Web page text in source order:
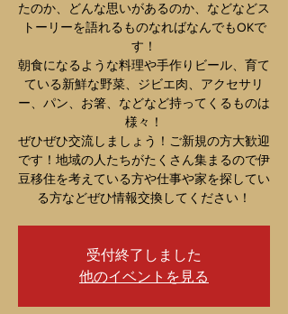
たのか、どんな思いがあるのか、などなどス
トーリーを語れるものなればなんでもOKで
す！
朝食になるような料理や手作りビール、育て
ている新鮮な野菜、ジビエ肉、アクセサリ
ー、パン、お箸、などなど持ってくるものは
様々！
ぜひぜひ交流しましょう！ご新規の方大歓迎
です！地域の人たちがたくさん集まるので伊
豆移住を考えている方や仕事や家を探してい
る方などぜひ情報交換してください！
受付終了しました
他のイベントを見る